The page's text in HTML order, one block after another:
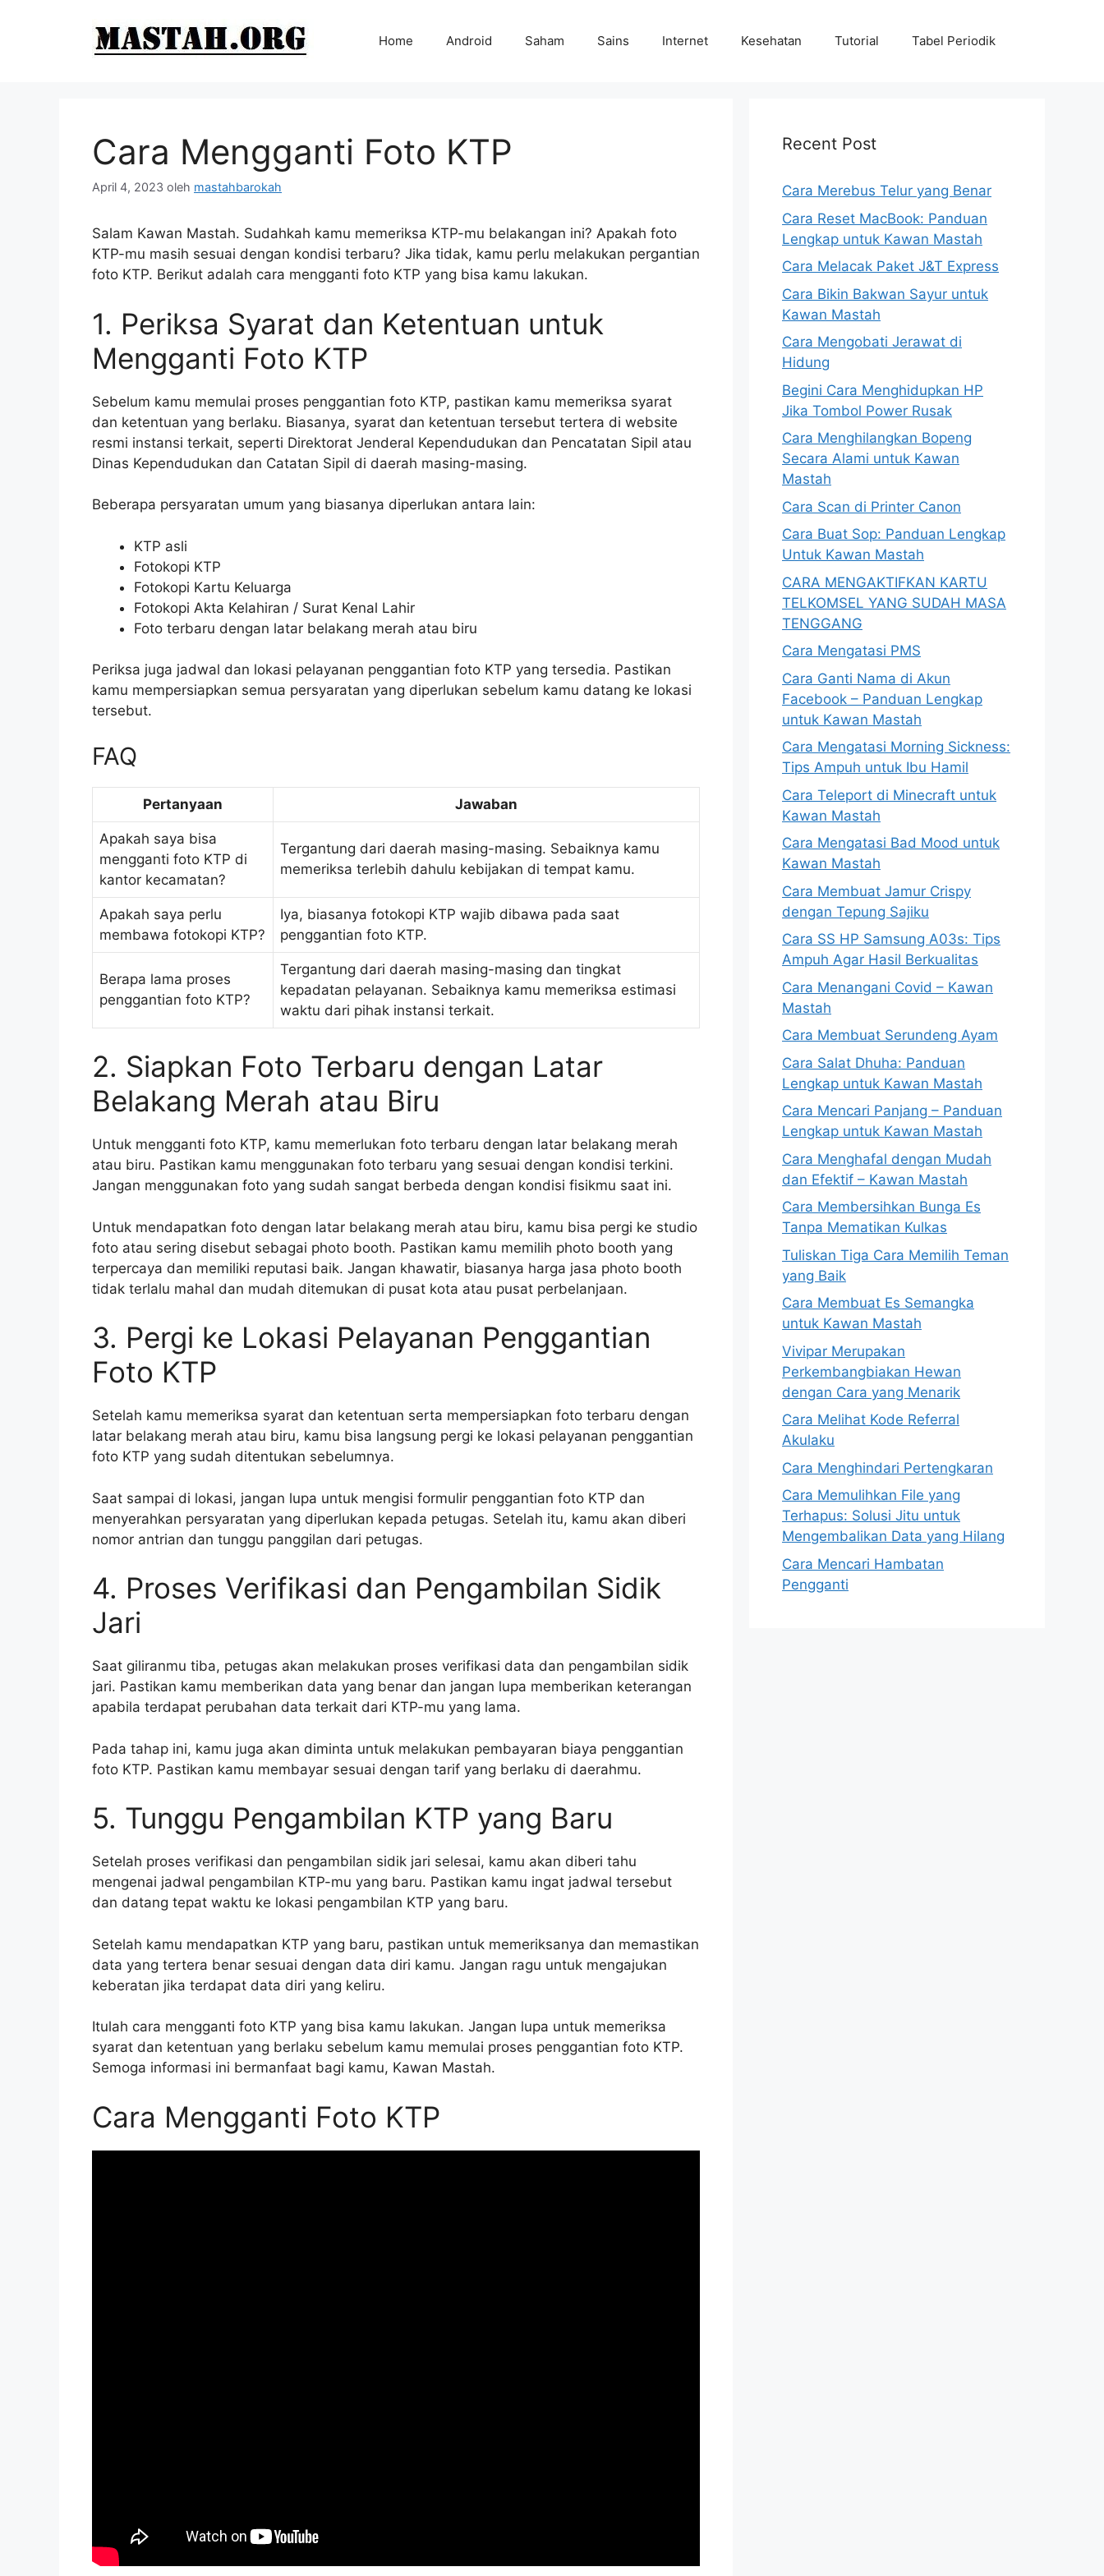
Home Android Saham Sains Internet Kesehatan Tutorial Tabel Periodik
Cara Mengganti Foto KTP
April 4, 2023 oleh mastahbarokah
Salam Kawan Mastah. Sudahkah kamu memeriksa KTP-mu belakangan ini? Apakah foto
KTP-mu masih sesuai dengan kondisi terbaru? Jika tidak, kamu perlu melakukan pergantian
foto KTP. Berikut adalah cara mengganti foto KTP yang bisa kamu lakukan.
1. Periksa Syarat dan Ketentuan untuk
Mengganti Foto KTP
Sebelum kamu memulai proses penggantian foto KTP, pastikan kamu memeriksa syarat
dan ketentuan yang berlaku. Biasanya, syarat dan ketentuan tersebut tertera di website
resmi instansi terkait, seperti Direktorat Jenderal Kependudukan dan Pencatatan Sipil atau
Dinas Kependudukan dan Catatan Sipil di daerah masing-masing.
Beberapa persyaratan umum yang biasanya diperlukan antara lain:
KTP asli
Fotokopi KTP
Fotokopi Kartu Keluarga
Fotokopi Akta Kelahiran / Surat Kenal Lahir
Foto terbaru dengan latar belakang merah atau biru
Periksa juga jadwal dan lokasi pelayanan penggantian foto KTP yang tersedia. Pastikan
kamu mempersiapkan semua persyaratan yang diperlukan sebelum kamu datang ke lokasi
tersebut.
FAQ
Pertanyaan Jawaban
Apakah saya bisa
mengganti foto KTP di
kantor kecamatan?
Tergantung dari daerah masing-masing. Sebaiknya kamu
memeriksa terlebih dahulu kebijakan di tempat kamu.
Apakah saya perlu
membawa fotokopi KTP?
Iya, biasanya fotokopi KTP wajib dibawa pada saat
penggantian foto KTP.
Berapa lama proses
penggantian foto KTP?
Tergantung dari daerah masing-masing dan tingkat
kepadatan pelayanan. Sebaiknya kamu memeriksa estimasi
waktu dari pihak instansi terkait.
2. Siapkan Foto Terbaru dengan Latar
Belakang Merah atau Biru
Untuk mengganti foto KTP, kamu memerlukan foto terbaru dengan latar belakang merah
atau biru. Pastikan kamu menggunakan foto terbaru yang sesuai dengan kondisi terkini.
Jangan menggunakan foto yang sudah sangat berbeda dengan kondisi fisikmu saat ini.
Untuk mendapatkan foto dengan latar belakang merah atau biru, kamu bisa pergi ke studio
foto atau sering disebut sebagai photo booth. Pastikan kamu memilih photo booth yang
terpercaya dan memiliki reputasi baik. Jangan khawatir, biasanya harga jasa photo booth
tidak terlalu mahal dan mudah ditemukan di pusat kota atau pusat perbelanjaan.
3. Pergi ke Lokasi Pelayanan Penggantian
Foto KTP
Setelah kamu memeriksa syarat dan ketentuan serta mempersiapkan foto terbaru dengan
latar belakang merah atau biru, kamu bisa langsung pergi ke lokasi pelayanan penggantian
foto KTP yang sudah ditentukan sebelumnya.
Saat sampai di lokasi, jangan lupa untuk mengisi formulir penggantian foto KTP dan
menyerahkan persyaratan yang diperlukan kepada petugas. Setelah itu, kamu akan diberi
nomor antrian dan tunggu panggilan dari petugas.
4. Proses Verifikasi dan Pengambilan Sidik
Jari
Saat giliranmu tiba, petugas akan melakukan proses verifikasi data dan pengambilan sidik
jari. Pastikan kamu memberikan data yang benar dan jangan lupa memberikan keterangan
apabila terdapat perubahan data terkait dari KTP-mu yang lama.
Pada tahap ini, kamu juga akan diminta untuk melakukan pembayaran biaya penggantian
foto KTP. Pastikan kamu membayar sesuai dengan tarif yang berlaku di daerahmu.
5. Tunggu Pengambilan KTP yang Baru
Setelah proses verifikasi dan pengambilan sidik jari selesai, kamu akan diberi tahu
mengenai jadwal pengambilan KTP-mu yang baru. Pastikan kamu ingat jadwal tersebut
dan datang tepat waktu ke lokasi pengambilan KTP yang baru.
Setelah kamu mendapatkan KTP yang baru, pastikan untuk memeriksanya dan memastikan
data yang tertera benar sesuai dengan data diri kamu. Jangan ragu untuk mengajukan
keberatan jika terdapat data diri yang keliru.
Itulah cara mengganti foto KTP yang bisa kamu lakukan. Jangan lupa untuk memeriksa
syarat dan ketentuan yang berlaku sebelum kamu memulai proses penggantian foto KTP.
Semoga informasi ini bermanfaat bagi kamu, Kawan Mastah.
Cara Mengganti Foto KTP
Recent Post
Cara Merebus Telur yang Benar
Cara Reset MacBook: Panduan
Lengkap untuk Kawan Mastah
Cara Melacak Paket J&T Express
Cara Bikin Bakwan Sayur untuk
Kawan Mastah
Cara Mengobati Jerawat di
Hidung
Begini Cara Menghidupkan HP
Jika Tombol Power Rusak
Cara Menghilangkan Bopeng
Secara Alami untuk Kawan
Mastah
Cara Scan di Printer Canon
Cara Buat Sop: Panduan Lengkap
Untuk Kawan Mastah
CARA MENGAKTIFKAN KARTU
TELKOMSEL YANG SUDAH MASA
TENGGANG
Cara Mengatasi PMS
Cara Ganti Nama di Akun
Facebook – Panduan Lengkap
untuk Kawan Mastah
Cara Mengatasi Morning Sickness:
Tips Ampuh untuk Ibu Hamil
Cara Teleport di Minecraft untuk
Kawan Mastah
Cara Mengatasi Bad Mood untuk
Kawan Mastah
Cara Membuat Jamur Crispy
dengan Tepung Sajiku
Cara SS HP Samsung A03s: Tips
Ampuh Agar Hasil Berkualitas
Cara Menangani Covid – Kawan
Mastah
Cara Membuat Serundeng Ayam
Cara Salat Dhuha: Panduan
Lengkap untuk Kawan Mastah
Cara Mencari Panjang – Panduan
Lengkap untuk Kawan Mastah
Cara Menghafal dengan Mudah
dan Efektif – Kawan Mastah
Cara Membersihkan Bunga Es
Tanpa Mematikan Kulkas
Tuliskan Tiga Cara Memilih Teman
yang Baik
Cara Membuat Es Semangka
untuk Kawan Mastah
Vivipar Merupakan
Perkembangbiakan Hewan
dengan Cara yang Menarik
Cara Melihat Kode Referral
Akulaku
Cara Menghindari Pertengkaran
Cara Memulihkan File yang
Terhapus: Solusi Jitu untuk
Mengembalikan Data yang Hilang
Cara Mencari Hambatan
Pengganti